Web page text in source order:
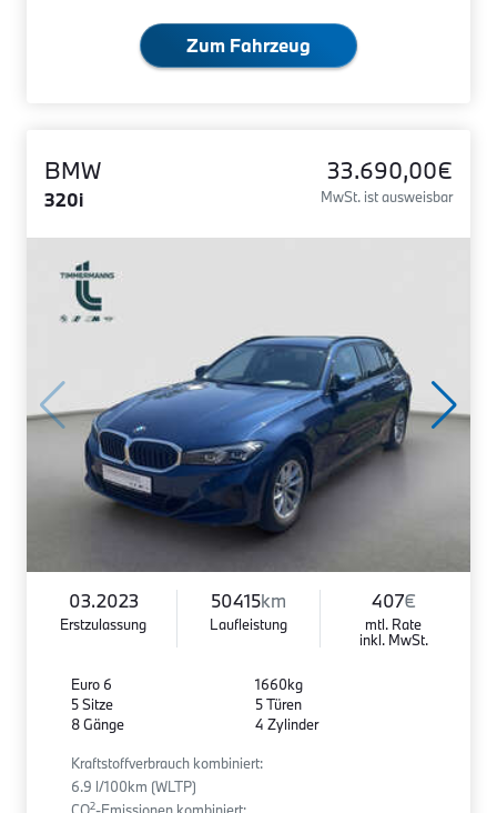
Zum Fahrzeug
BMW
320i
33.690,00€
MwSt. ist ausweisbar
03.2023
Erstzulassung
50415km
Laufleistung
407€
mtl. Rate
inkl. MwSt.
Euro 6
5 Sitze
8 Gänge
1660kg
5 Türen
4 Zylinder
Kraftstoffverbrauch kombiniert:
6.9 l/100km (WLTP)
2